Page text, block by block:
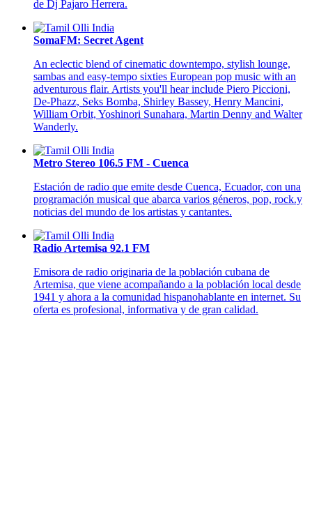
de Dj Pajaro Herrera.
SomaFM: Secret Agent
An eclectic blend of cinematic downtempo, stylish lounge,
sambas and easy-tempo sixties European pop music with an
adventurous flair. Artists you'll hear include Piero Piccioni,
De-Phazz, Seks Bomba, Shirley Bassey, Henry Mancini,
William Orbit, Yoshinori Sunahara, Martin Denny and Walter
Wanderly.
Metro Stereo 106.5 FM - Cuenca
Estación de radio que emite desde Cuenca, Ecuador, con una
programación musical que abarca varios géneros, pop, rock.y
noticias del mundo de los artistas y cantantes.
Radio Artemisa 92.1 FM
Emisora de radio originaria de la población cubana de
Artemisa, que viene acompañando a la población local desde
1941 y ahora a la comunidad hispanohablante en internet. Su
oferta es profesional, informativa y de gran calidad.